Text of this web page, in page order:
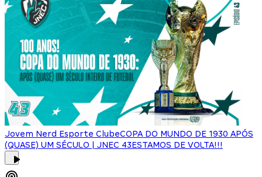
Jovem Nerd Esporte ClubeCOPA DO MUNDO DE 1930 APÓS
(QUASE) UM SÉCULO | JNEC 43ESTAMOS DE VOLTA!!!